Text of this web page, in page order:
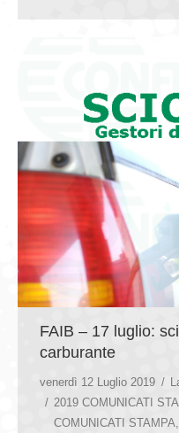
FAIB – 17 luglio:
carburante
venerdì 12 Luglio 2019
2019 COMUNICATI
COMUNICATI STAMPA,